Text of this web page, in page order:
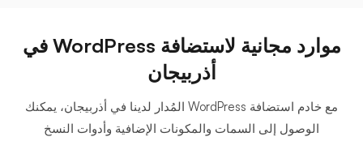
موارد مجانية لاستضافة WordPress في
أذربيجان
مع خادم استضافة WordPress المُدار لدينا في أذربيجان، يمكنك
الوصول إلى السمات والمكونات الإضافية وأدوات النسخ